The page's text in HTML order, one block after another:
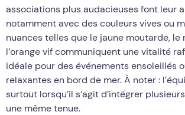
associations plus audacieuses font leur
notamment avec des couleurs vives ou
nuances telles que le jaune moutarde, le
l’orange vif communiquent une vitalité
idéale pour des événements ensoleillés
relaxantes en bord de mer. À noter :
surtout lorsqu’il s’agit d’intégrer
une même tenue.